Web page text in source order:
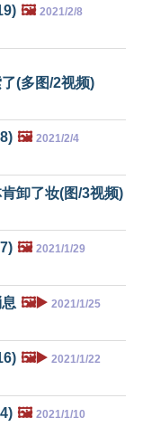
🖼️ 2021/2/8
(多图/2视频)
🖼️ 2021/2/4
卸了妆(图/3视频)
🖼️ 2021/1/29
🖼️▶️ 2021/1/25
🖼️▶️ 2021/1/22
🖼️ 2021/1/10